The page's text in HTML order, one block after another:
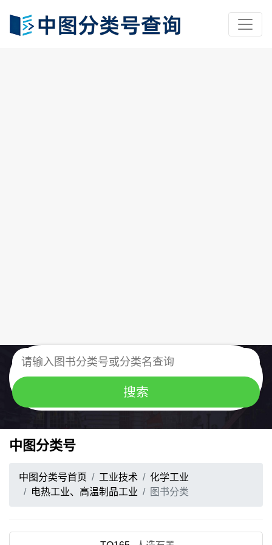
中图分类号
中图分类号首页 工业技术
化学工业
电热工业、高温制品工业
图书分类